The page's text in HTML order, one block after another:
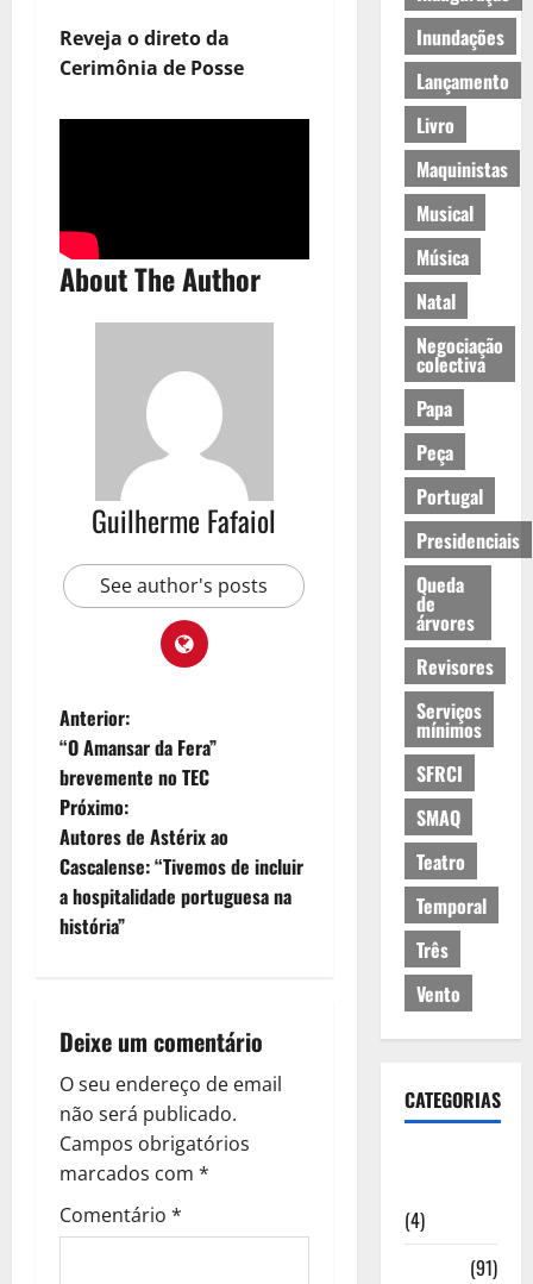
Reveja o direto da
Cerimônia de Posse
About The Author
Guilherme Fafaiol
See author's posts
N
a
v
e
g
ç
ã
o
d
e
Anterior:
“O Amansar da Fera”
brevemente no TEC
Próximo:
Autores de Astérix ao
Cascalense: “Tivemos de incluir
a hospitalidade portuguesa na
história”
Deixe um comentário
O seu endereço de email
não será publicado.
Campos obrigatórios
marcados com *
Comentário *
Inundações
Lançamento
Livro
Maquinistas
Musical
Música
Natal
Negociação
colectiva
Papa
Peça
Portugal
Presidenciais
Queda
de
árvores
Revisores
Serviços
mínimos
SFRCI
SMAQ
Teatro
Temporal
Três
Vento
CATEGORIAS
(4)
(91)